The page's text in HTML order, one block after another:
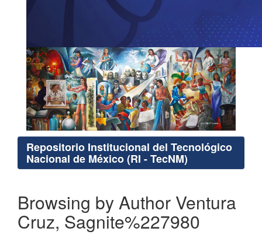
Repositorio Institucional del Tecnológico
Nacional de México (RI - TecNM)
Browsing by Author Ventura
Cruz, Sagnite%227980